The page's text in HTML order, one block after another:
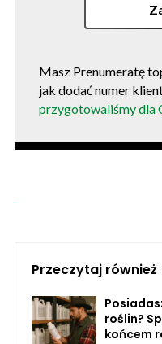
Masz Prenumeratę
jak dodać numer
przygotowaliśmy dla
Przeczytaj również
roślin?
końcem